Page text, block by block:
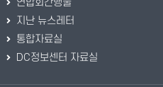
연합회간행물
지난 뉴스레터
통합자료실
DC정보센터 자료실